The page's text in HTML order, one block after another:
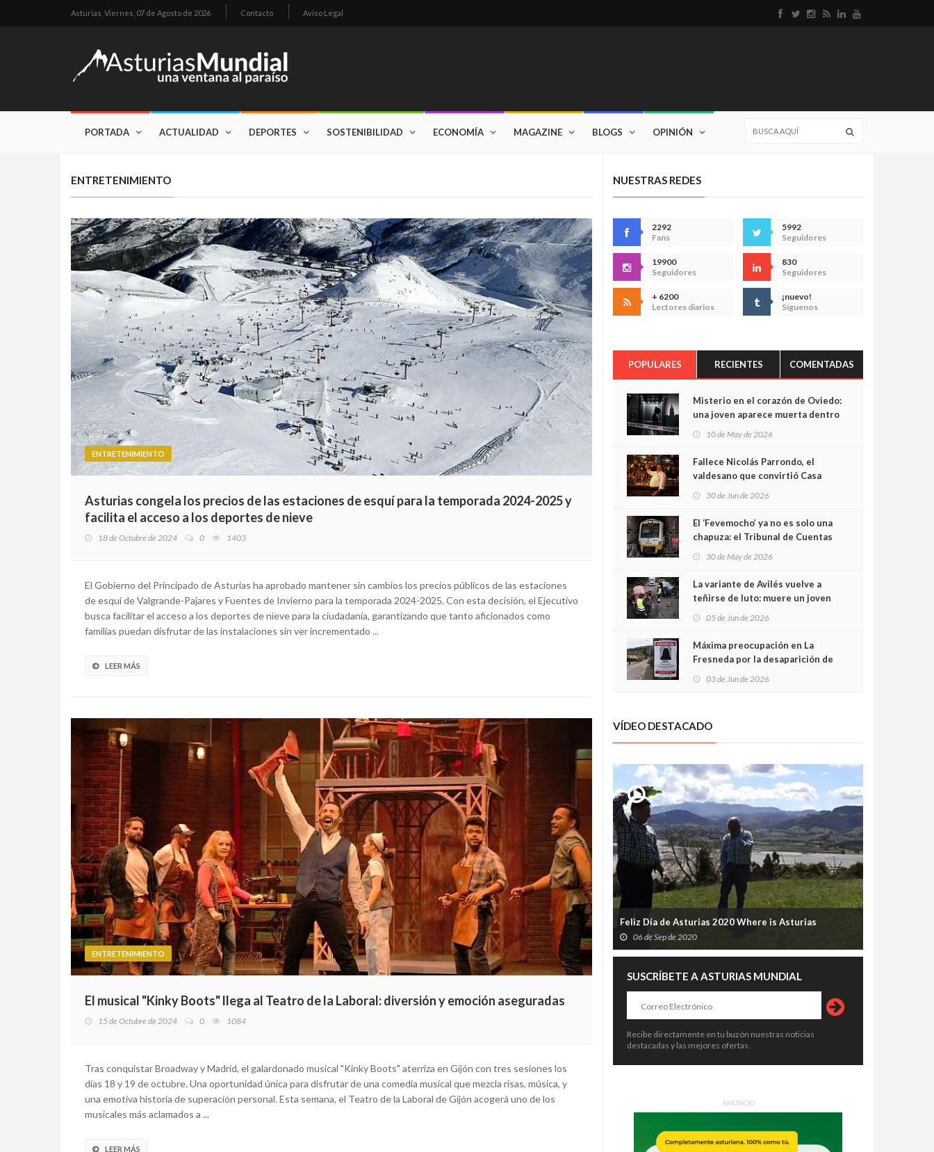
Asturias, Viernes, 07 de Agosto de 2026 Contacto Aviso Legal
PORTADA ACTUALIDAD DEPORTES SOSTENIBILIDAD ECONOMÍA MAGAZINE BLOGS OPINIÓN
ENTRETENIMIENTO
ENTRETENIMIENTO
Asturias congela los precios de las estaciones de esquí para la temporada 2024-2025 y
facilita el acceso a los deportes de nieve
18 de Octubre de 2024 0 1403
El Gobierno del Principado de Asturias ha aprobado mantener sin cambios los precios públicos de las estaciones
de esquí de Valgrande-Pajares y Fuentes de Invierno para la temporada 2024-2025. Con esta decisión, el Ejecutivo
busca facilitar el acceso a los deportes de nieve para la ciudadanía, garantizando que tanto aficionados como
familias puedan disfrutar de las instalaciones sin ver incrementado ...
LEER MÁS
ENTRETENIMIENTO
El musical "Kinky Boots" llega al Teatro de la Laboral: diversión y emoción aseguradas
15 de Octubre de 2024 0 1084
Tras conquistar Broadway y Madrid, el galardonado musical "Kinky Boots" aterriza en Gijón con tres sesiones los
días 18 y 19 de octubre. Una oportunidad única para disfrutar de una comedia musical que mezcla risas, música, y
una emotiva historia de superación personal. Esta semana, el Teatro de la Laboral de Gijón acogerá uno de los
musicales más aclamados a ...
LEER MÁS
NUESTRAS REDES
2292
Fans
5992
Seguidores
19900
Seguidores
830
Seguidores
+ 6200
Lectores diarios
¡nuevo!
Síguenos
POPULARES RECIENTES COMENTADAS
Misterio en el corazón de Oviedo:
una joven aparece muerta dentro
cámaras captan sus últimos
minutos
10 de May de 2026
Fallece Nicolás Parrondo, el
valdesano que convirtió Casa
30 de Jun de 2026
El ‘Fevemocho’ ya no es solo una
chapuza: el Tribunal de Cuentas
sobrecoste de los trenes que no
cabían por los túneles
30 de May de 2026
La variante de Avilés vuelve a
teñirse de luto: muere un joven
05 de Jun de 2026
Máxima preocupación en La
Fresneda por la desaparición de
03 de Jun de 2026
VÍDEO DESTACADO
Feliz Día de Asturias 2020 Where is Asturias
06 de Sep de 2020
SUSCRÍBETE A ASTURIAS MUNDIAL
Recibe directamente en tu buzón nuestras noticias
destacadas y las mejores ofertas.
ANUNCIO